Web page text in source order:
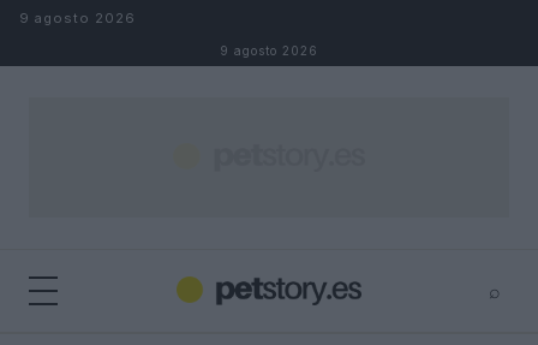
Saltar al contenido
9 agosto 2026
9 agosto 2026
⌕